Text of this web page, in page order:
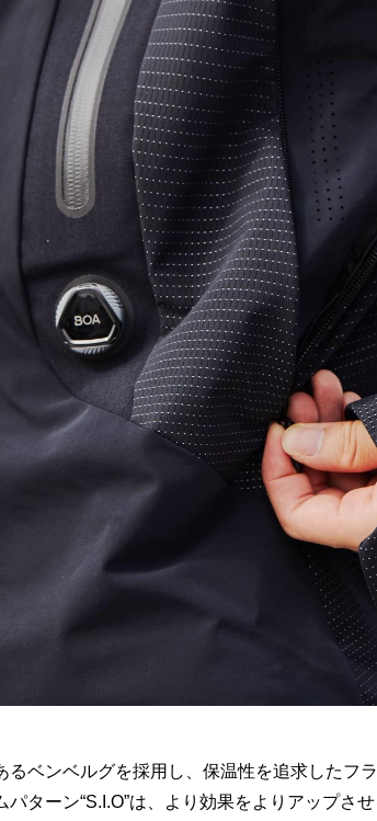
るベンベルグを採用し、保温性を追求したフ
パターン“S.I.O”は、より効果をよりアップさ